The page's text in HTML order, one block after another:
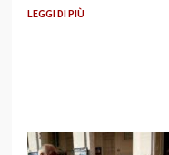
LEGGI DI PIÙ